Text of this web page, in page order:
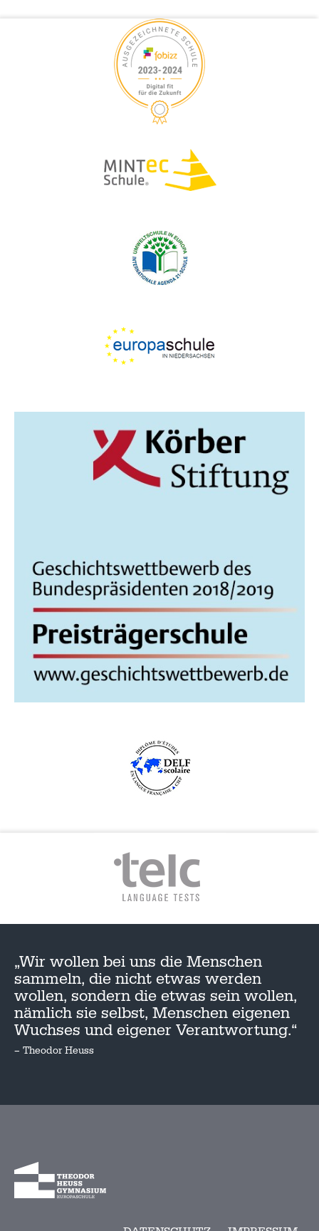
„Wir wollen bei uns die Menschen
sammeln, die nicht etwas werden
wollen, sondern die etwas sein wollen,
nämlich sie selbst, Menschen eigenen
Wuchses und eigener Verantwortung.“
– Theodor Heuss